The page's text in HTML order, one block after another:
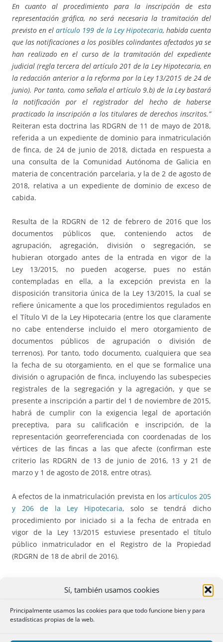
Sí, también usamos cookies
Principalmente usamos las cookies para que todo funcione bien y para
estadísticas propias de la web.
En cuanto al procedimiento para la inscripción de esta
representación gráfica, no será necesaria la tramitación del
previsto en elartículo 199 de la Ley Hipotecaria, habida cuenta
que las notificaciones a los posibles colindantes afectados ya se
han realizado en el curso de la tramitación del expediente
judicial (regla tercera del artículo 201 de la Ley Hipotecaria, en
la redacción anterior a la reforma por la Ley 13/2015 de 24 de
junio). Por tanto, como señala el artículo 9.b) de la Ley bastará
la notificación por el registrador del hecho de haberse
practicado la inscripción a los titulares de derechos inscritos.”
Reiteran esta doctrina las RDGRN de 11 de mayo de 2018,
referida a un expediente de dominio para inmatriculación
de finca, de 24 de junio de 2018, dictada en respuesta a
una consulta de la Comunidad Autónoma de Galicia en
materia de concentración parcelaria, y la de 2 de agosto de
2018, relativa a un expediente de dominio de exceso de
cabida.
Resulta de la RDGRN de 12 de febrero de 2016 que los
documentos públicos que, conteniendo actos de
agrupación, agregación, división o segregación, se
hubieran otorgado antes de la entrada en vigor de la
Ley 13/2015, no pueden acogerse, pues no están
contempladas en ella, a la excepción prevista en la
disposición transitoria única de la Ley 13/2015, la cual se
refiere únicamente a que los procedimientos regulados en
el Título VI de la Ley Hipotecaria (entre los que claramente
no cabe entenderse incluido el mero otorgamiento de
documentos públicos de agrupación o división de
terrenos). Por tanto, todo documento, cualquiera que sea
la fecha de su otorgamiento, en el que se formalice una
división o agrupación de finca, incluyendo las subespecies
registrales de la segregación y la agregación, y que se
presente a inscripción a partir del 1 de noviembre de 2015,
habrá de cumplir con la exigencia legal de aportación
preceptiva, para su calificación e inscripción, de la
representación georreferenciada con coordenadas de los
vértices de las fincas a las que afecte (confirman este
criterio las RDGRN de 13 de junio de 2016, 13 y 21 de
marzo y 1 de agosto de 2018, entre otras).
A efectos de la inmatriculación prevista en los artículos 205
y 206 de la Ley Hipotecaria, solo se tendrá dicho
procedimiento por iniciado si a la fecha de entrada en
vigor de la Ley 13/2015 estuviese presentado el título
público inmatriculador en el Registro de la Propiedad
(RDGRN de 18 de abril de 2016).
II. La finalidad de la reforma: una mejor
coordinación entre el Catastro y el Registro